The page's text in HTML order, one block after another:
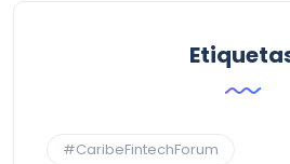
#CaribeFintechForum